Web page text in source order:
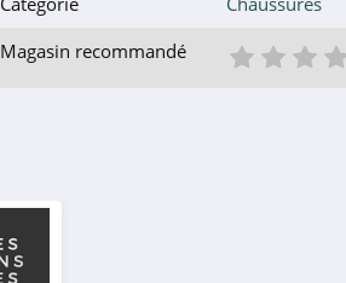
Magasin recommandé
2
1